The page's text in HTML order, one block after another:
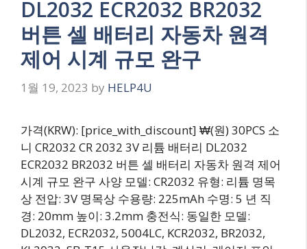
DL2032 ECR2032 BR2032
버튼 셀 배터리 자동차 원격
제어 시계 규모 완구
1월 19, 2023 by HELP4U
가격(KRW): [price_with_discount] ₩(원) 30PCS 소
니 CR2032 CR 2032 3V 리튬 배터리 DL2032
ECR2032 BR2032 버튼 셀 배터리 자동차 원격 제어
시계 규모 완구 사양 모델: CR2032 유형: 리튬 명목
상 전압: 3V 명목상 수용량: 225mAh 수명: 5 년 직
경: 20mm 높이: 3.2mm 충전식: 동일한 모델:
DL2032, ECR2032, 5004LC, KCR2032, BR2032,